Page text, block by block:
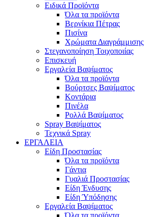
Ειδικά Προϊόντα
Όλα τα προϊόντα
Βερνίκια Πέτρας
Πισίνα
Χρώματα Διαγράμμισης
Στεγανοποίηση Τοιχοποιίας
Επισκευή
Εργαλεία Βαψίματος
Όλα τα προϊόντα
Βούρτσες Βαψίματος
Κοντάρια
Πινέλα
Ρολλά Βαψίματος
Spray Βαψίματος
Τεχνικά Spray
ΕΡΓΑΛΕΙΑ
Είδη Προστασίας
Όλα τα προϊόντα
Γάντια
Γυαλιά Προστασίας
Είδη Ένδυσης
Είδη Ύπόδησης
Εργαλεία Βαψίματος
Όλα τα προϊόντα